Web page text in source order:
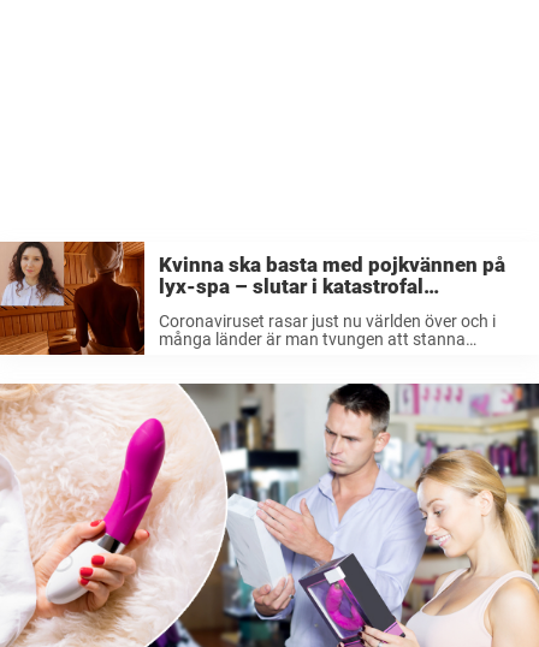
Kvinna ska basta med pojkvännen på
lyx-spa – slutar i katastrofal
Coronaviruset rasar just nu världen över och i
många länder är man tvungen att stanna
svårt ...